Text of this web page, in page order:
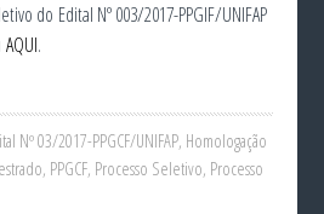
do Edital Nº 003/2017-PPGIF/UNIFAP
AQUI.
Nº 03/2017-PPGCF/UNIFAP, Homologação
, PPGCF, Processo Seletivo, Processo